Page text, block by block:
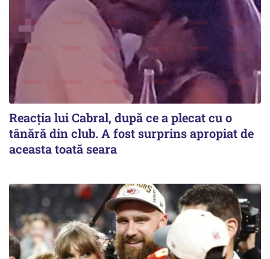
Reacția lui Cabral, după ce a plecat cu o
tânără din club. A fost surprins apropiat de
aceasta toată seara